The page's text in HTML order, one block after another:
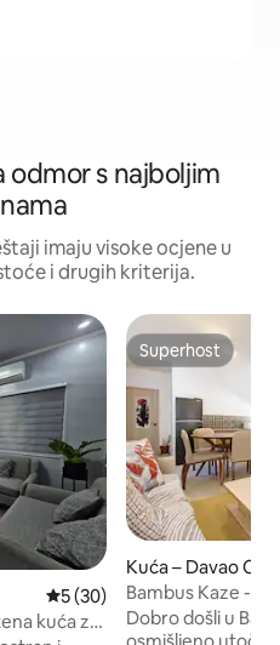
odmor s najboljim
imaju visoke ocjene u
i drugih kriterija.
„Odabrali gosti”
Prosječna ocjena: 5/5,
5 (30)
kuća za
Superhost
Superhost
Kuća – Davao City
Bambus Kaze -
Dobro došli u